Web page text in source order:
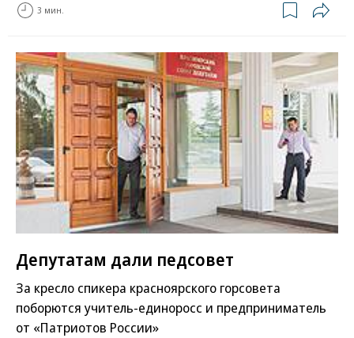
3 мин.
Депутатам дали педсовет
За кресло спикера красноярского горсовета
поборются учитель-единоросс и предприниматель
от «Патриотов России»